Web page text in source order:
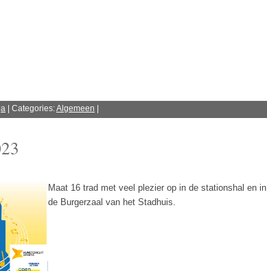
| Categories:Algemeen
Maat 16 trad met veel plezier op in de stationshal en in
de Burgerzaal van het Stadhuis.